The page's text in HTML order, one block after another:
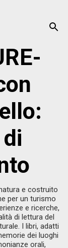
e costruito
per un turismo
e ricerche,
di lettura del
I libri, adatti
dei luoghi
orali,